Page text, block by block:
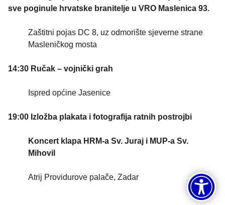
sve poginule hrvatske branitelje u VRO Maslenica 93.
Zaštitni pojas DC 8, uz odmorište sjeverne strane
Masleničkog mosta
14:30 Ručak – vojnički grah
Ispred općine Jasenice
19:00 Izložba plakata i fotografija ratnih postrojbi
Koncert klapa HRM-a Sv. Juraj i MUP-a Sv.
Mihovil
Atrij Providurove palače, Zadar